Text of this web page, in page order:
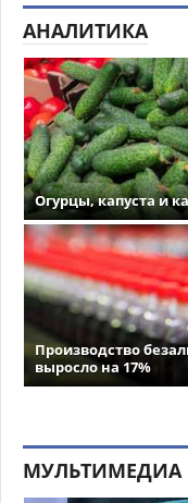
АНАЛИТИКА
Огурцы, капуста и
Производство
выросло на 17%
МУЛЬТИМЕДИА